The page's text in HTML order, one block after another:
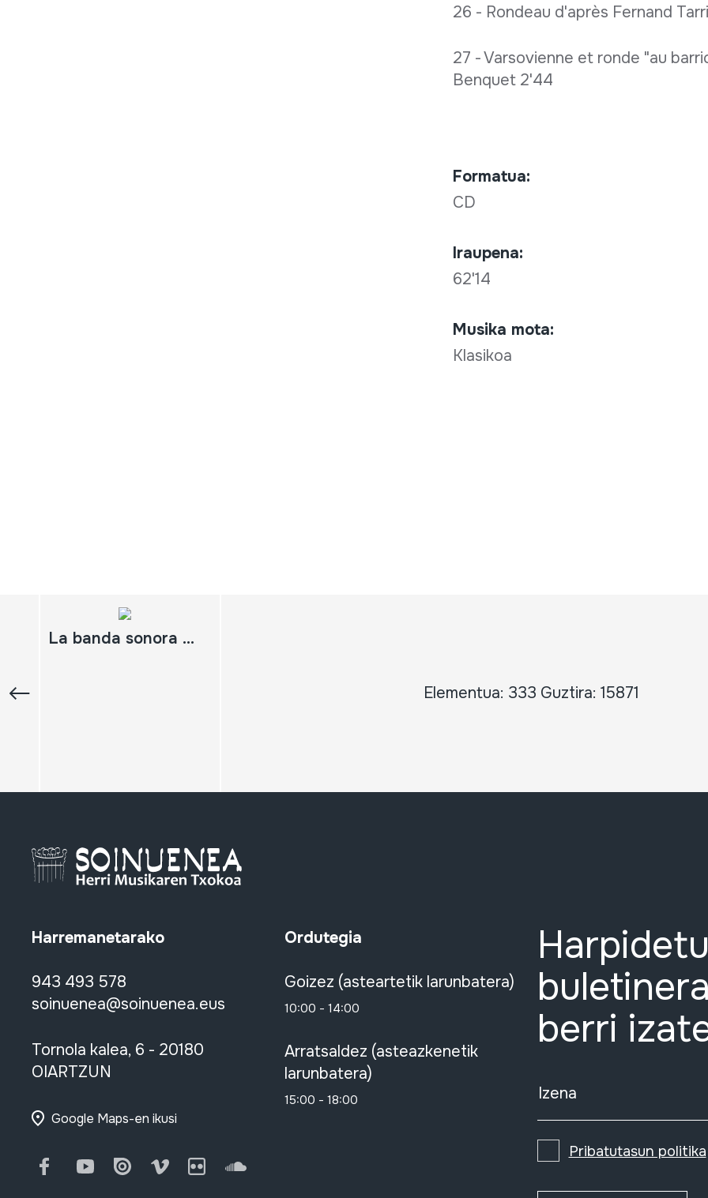
26 - Rondeau d'après Fernand
27 - Varsovienne et ronde "au
Benquet 2'44
Formatua:
CD
Iraupena:
62'14
Musika mota:
Klasikoa
Elementua: 333 Guztira: 15871
La banda sonora de las fiestas; la Pamplonesa; Banda de Música; Musika Banda
Harremanetarako
943 493 578
soinuenea@soinuenea.eus
Tornola kalea, 6 - 20180
OIARTZUN
Google Maps-en ikusi
FacebookYoutubeIssuu Vimeo FlickrSoundCloud
Ordutegia
Goizez (asteartetik larunbatera)
10:00 - 14:00
Arratsaldez (asteazkenetik
larunbatera)
15:00 - 18:00
berri
Izena
Pribatutasun politika